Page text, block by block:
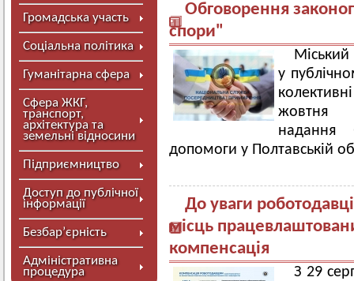
Громадська участь
Соціальна політика
Гуманітарна сфера
Сфера ЖКГ,
транспорт,
архітектура та
земельні відносини
Підприємництво
Доступ до публічної
інформації
Безбар’єрність
Адміністративна
процедура
Обговорення
спори"
Міський
у
жовтня
надання
допомоги у Полтавській
До уваги
місць
компенсація
З 29